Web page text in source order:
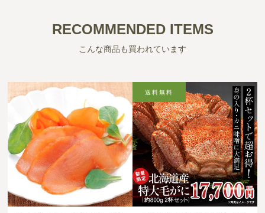
RECOMMENDED ITEMS
こんな商品も買われています